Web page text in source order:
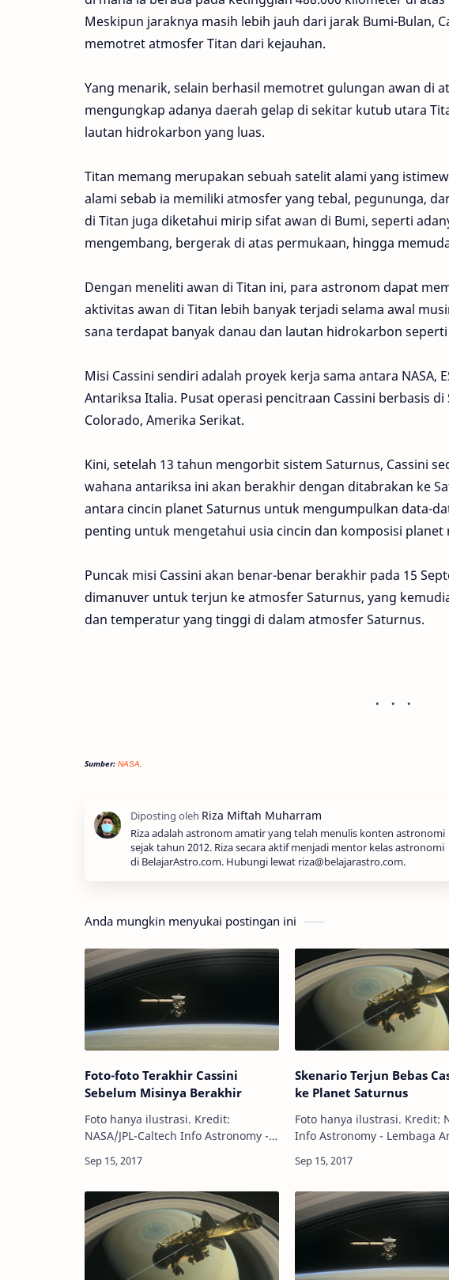
Meskipun jaraknya masih lebih jauh dari jarak Bumi-Bulan,
memotret atmosfer Titan dari kejauhan.
Yang menarik, selain berhasil memotret gulungan awan di
mengungkap adanya daerah gelap di sekitar kutub utara
lautan hidrokarbon yang luas.
Titan memang merupakan sebuah satelit alami yang
alami sebab ia memiliki atmosfer yang tebal, pegununga,
di Titan juga diketahui mirip sifat awan di Bumi, seperti
mengembang, bergerak di atas permukaan, hingga
Dengan meneliti awan di Titan ini, para astronom dapat
aktivitas awan di Titan lebih banyak terjadi selama awal
sana terdapat banyak danau dan lautan hidrokarbon
Misi Cassini sendiri adalah proyek kerja sama antara NASA,
Antariksa Italia. Pusat operasi pencitraan Cassini berbasis
Colorado, Amerika Serikat.
Kini, setelah 13 tahun mengorbit sistem Saturnus, Cassini
wahana antariksa ini akan berakhir dengan ditabrakan ke
antara cincin planet Saturnus untuk mengumpulkan data-
penting untuk mengetahui usia cincin dan komposisi planet
Puncak misi Cassini akan benar-benar berakhir pada 15
dimanuver untuk terjun ke atmosfer Saturnus, yang
dan temperatur yang tinggi di dalam atmosfer Saturnus.
Sumber: NASA.
Riza adalah astronom amatir yang telah menulis konten astronomi
sejak tahun 2012. Riza secara aktif menjadi mentor kelas astronomi
di BelajarAstro.com. Hubungi lewat riza@belajarastro.com.
Anda mungkin menyukai postingan ini
Foto-foto Terakhir Cassini
Sebelum Misinya Berakhir
Foto hanya ilustrasi. Kredit:
NASA/JPL-Caltech Info Astronomy -
wahana antariksa Cassini akan
bebas ke atmosfe…
Skenario Terjun Bebas
ke Planet Saturnus
Foto hanya ilustrasi. Kredit:
Info Astronomy - Lembaga
mempersiapkan rencana
terjun beba…